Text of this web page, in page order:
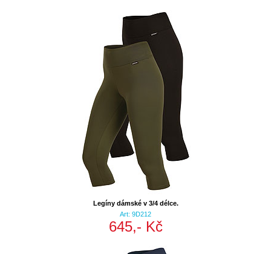
Legíny dámské v 3/4 délce.
Art: 9D212
645,- Kč